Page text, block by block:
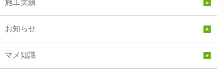
施工実績
お知らせ
マメ知識